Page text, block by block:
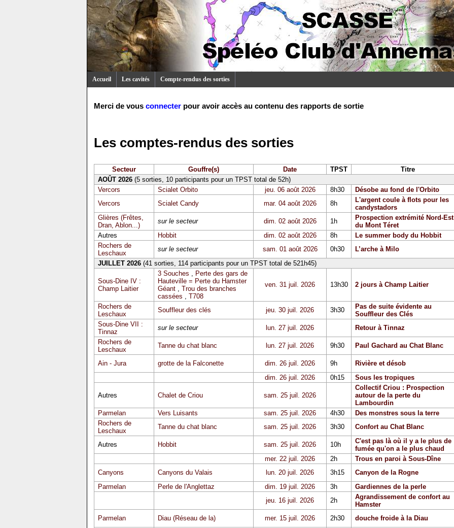
Accueil Les cavités Compte-rendus des sorties
Merci de vous connecter pour avoir accès au contenu des rapports de sortie
Les comptes-rendus des sorties
Secteur Gouffre(s) Date TPST Titre
AOÛT 2026(5 sorties, 10 participants pour un TPST total de 52h)
Vercors
Scialet Orbito jeu. 06 août 2026 8h30 Désobe au fond de l'Orbito
Vercors
Scialet Candy mar. 04 août 2026 8h
L'argent coule à flots pour les
candystadors
Glières (Frêtes,
Dran, Ablon...)
sur le secteur dim. 02 août 2026 1h
Prospection extrémité Nord-Est
du Mont Téret
Autres
Hobbit dim. 02 août 2026 8h Le summer body du Hobbit
Rochers de
Leschaux
sur le secteur sam. 01 août 2026 0h30 L’arche à Milo
JUILLET 2026(41 sorties, 114 participants pour un TPST total de 521h45)
Sous-Dine IV :
Champ Laitier
3 Souches , Perte des gars de
Hauteville = Perte du Hamster
Géant, Trou des branches
cassées , T708
ven. 31 juil. 2026 13h30 2 jours à Champ Laitier
Rochers de
Leschaux
Souffleur des clés jeu. 30 juil. 2026 3h30
Pas de suite évidente au
Souffleur des Clés
Sous-Dine VII :
Tinnaz
sur le secteur lun. 27 juil. 2026 Retour à Tinnaz
Rochers de
Leschaux
Tanne du chat blanc lun. 27 juil. 2026 9h30 Paul Gachard au Chat Blanc
Ain - Jura grotte de la Falconette dim. 26 juil. 2026 9h Rivière et désob
dim. 26 juil. 2026
0h15 Sous les tropiques
Autres Chalet de Criou sam. 25 juil. 2026
Collectif Criou : Prospection
autour de la perte du
Lambourdin
Parmelan
Vers Luisants sam. 25 juil. 2026 4h30 Des monstres sous la terre
Rochers de
Leschaux
Tanne du chat blanc sam. 25 juil. 2026 3h30 Confort au Chat Blanc
Autres Hobbit sam. 25 juil. 2026 10h
C'est pas là où il y a le plus de
fumée qu'on a le plus chaud
mer. 22 juil. 2026
2h Trous en paroi à Sous-Dîne
Canyons
Canyons du Valais lun. 20 juil. 2026 3h15 Canyon de la Rogne
Parmelan
Perle de l'Anglettaz dim. 19 juil. 2026 3h Gardiennes de la perle
jeu. 16 juil. 2026
2h
Agrandissement de confort au
Hamster
Parmelan Diau (Réseau de la) mer. 15 juil. 2026 2h30 douche froide à la Diau